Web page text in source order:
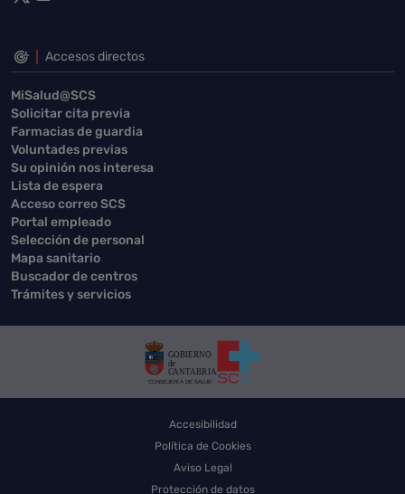
Accesos directos
MiSalud@SCS
Solicitar cita previa
Farmacias de guardia
Voluntades previas
Su opinión nos interesa
Lista de espera
Acceso correo SCS
Portal empleado
Selección de personal
Mapa sanitario
Buscador de centros
Trámites y servicios
Accesibilidad
Política de Cookies
Aviso Legal
Protección de datos